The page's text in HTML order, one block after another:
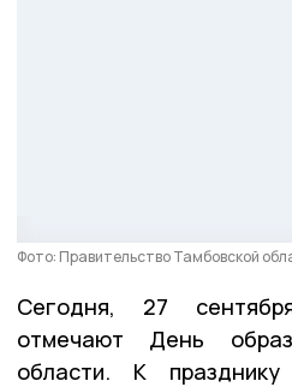
Фото: Правительство Тамбовской
Сегодня, 27
отмечают День
области. К празднику